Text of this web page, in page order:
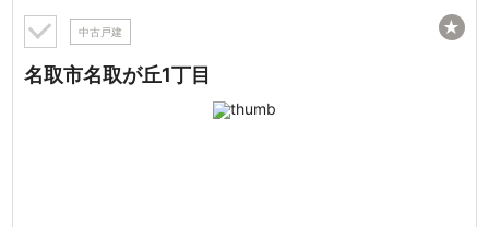
中古戸建
名取市名取が丘1丁目
★